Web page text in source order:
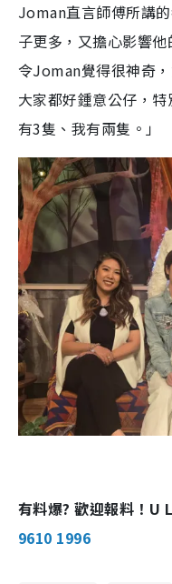
Joman直言師傅所講
子更多，又擔心影響他
令Joman覺得很神奇
大家都好鍾意公仔，
有3隻、我有兩隻。」
有料爆? 歡迎報料！
9610 1996